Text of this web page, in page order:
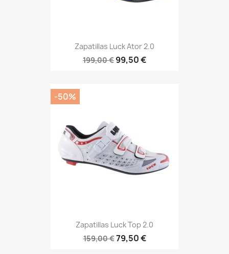
Zapatillas Luck Ator 2.0
199,00 € 99,50 €
Zapatillas Luck Top 2.0
159,00 €79,50 €
-50%